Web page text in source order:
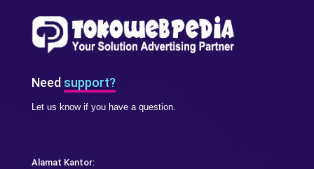
Need support?
Let us know if you have a question.
Alamat Kantor: